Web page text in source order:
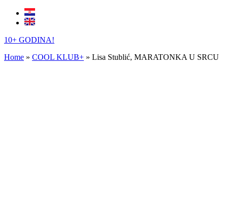
10+ GODINA!
Home » COOL KLUB+ » Lisa Stublić, MARATONKA U SRCU